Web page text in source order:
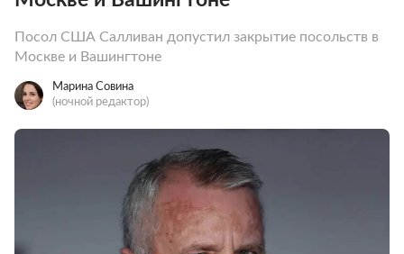
Посол США Салливан допустил закрытие посольств в
Москве и Вашингтоне
Марина Совина
(ночной редактор)